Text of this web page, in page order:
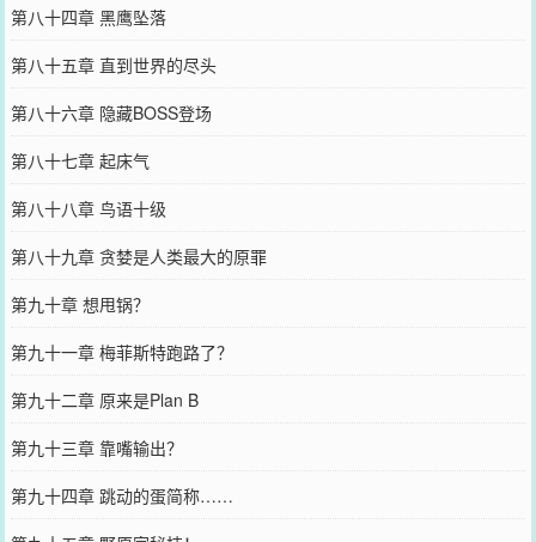
第八十四章 黑鹰坠落
第八十五章 直到世界的尽头
第八十六章 隐藏BOSS登场
第八十七章 起床气
第八十八章 鸟语十级
第八十九章 贪婪是人类最大的原罪
第九十章 想甩锅？
第九十一章 梅菲斯特跑路了？
第九十二章 原来是Plan B
第九十三章 靠嘴输出？
第九十四章 跳动的蛋简称……